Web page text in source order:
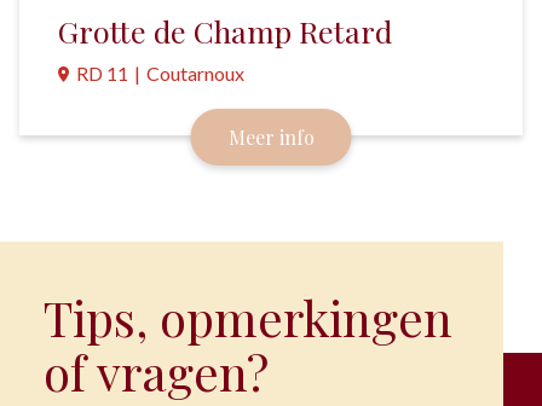
Grotte de Champ Retard
RD 11 | Coutarnoux
Klimmen houdt hier het midden tussen
Accrobranche (boomklimmen) en Via Ferrata
(bergklimmen). Deze oude steengroeve is de enige
Meer info
Tips, opmerkingen
of vragen?